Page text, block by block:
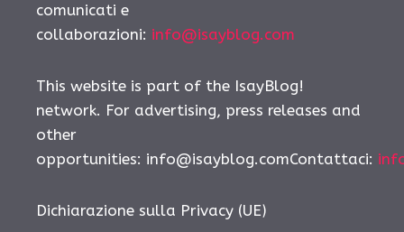
comunicati e
collaborazioni: info@isayblog.com
This website is part of the IsayBlog!
network. For advertising, press releases and
other
opportunities: info@isayblog.comContattaci:
Dichiarazione sulla Privacy (UE)